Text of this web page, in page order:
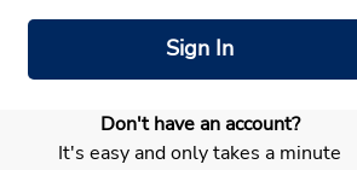
Sélectionner ma voiture
Sign In
Don't have an account?
It's easy and only takes a minute